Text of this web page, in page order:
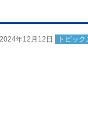
2024年12月12日 トピック